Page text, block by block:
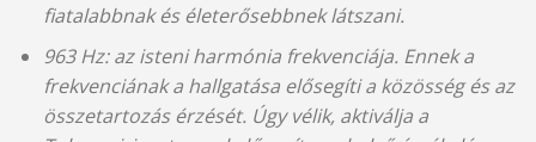
fiatalabbnak és életerősebbnek látszani.
963 Hz: az isteni harmónia frekvenciája. Ennek a
frekvenciának a hallgatása elősegíti a közösség és az
összetartozás érzését. Úgy vélik, aktiválja a